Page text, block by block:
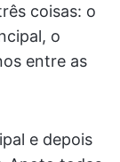
coisas: o
o
entre as
e depois